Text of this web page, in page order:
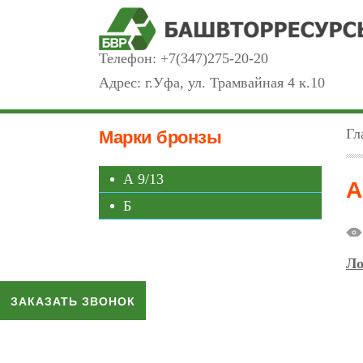
ЗАКАЗАТЬ ЗВОНОК
Телефон: +7(347)275-20-20
Адрес: г.Уфа, ул. Трамвайная 4 к.10
Марки бронзы
А 9/13
Б